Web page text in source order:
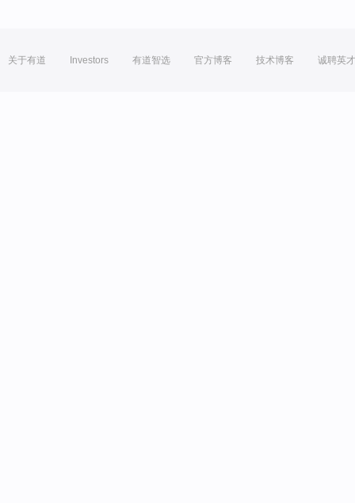
关于有道 Investors 有道智选 官方博客 技术博客 诚聘英才